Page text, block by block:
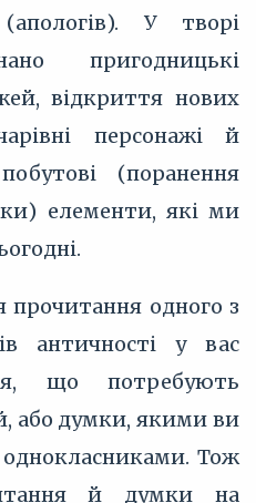
(апологів). У творі
пригодницькі
відкриття нових
персонажі й
(поранення
елементи, які ми
прочитання одного з
античності у вас
що потребують
або думки, якими ви
однокласниками. Тож
й думки на